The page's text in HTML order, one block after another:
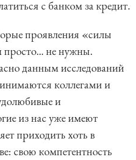
с банком за кредит.
проявления «силы
не нужны.
данным исследований
коллегами и
и
из нас уже имеют
приходить хоть в
свою компетентность